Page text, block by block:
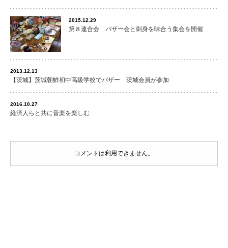
2015.12.29
第８連合会 バザー会と刺身を味合う集会を開催
2013.12.13
【茨城】茨城朝鮮初中高級学校でバザー 茨城会員が参加
2016.10.27
経済人らと共に音楽を楽しむ
コメントは利用できません。